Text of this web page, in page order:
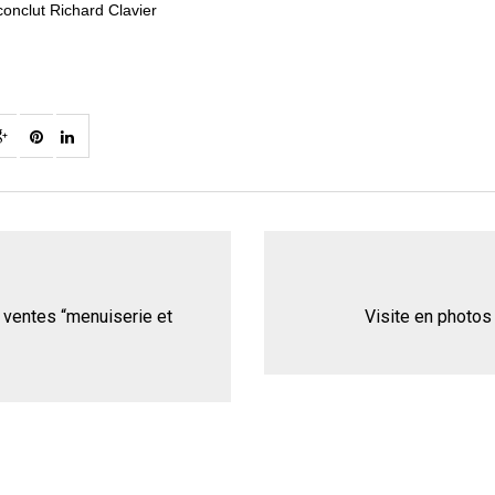
Richard Clavier
“menuiserie et Visite en photos